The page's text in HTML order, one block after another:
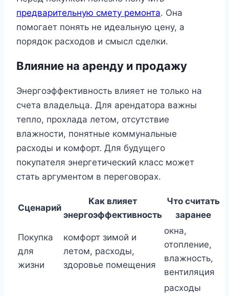
предварительную смету ремонта. Она
помогает понять не идеальную цену, а
порядок расходов и смысл сделки.
Влияние на аренду и продажу
Энергоэффективность влияет не только на
счета владельца. Для арендатора важны
тепло, прохлада летом, отсутствие
влажности, понятные коммунальные
расходы и комфорт. Для будущего
покупателя энергетический класс может
стать аргументом в переговорах.
Сценарий
Как влияет
энергоэффективность
Что считать
заранее
Покупка
для
жизни
комфорт зимой и
летом, расходы,
здоровье помещения
окна,
отопление,
влажность,
вентиляция
расходы